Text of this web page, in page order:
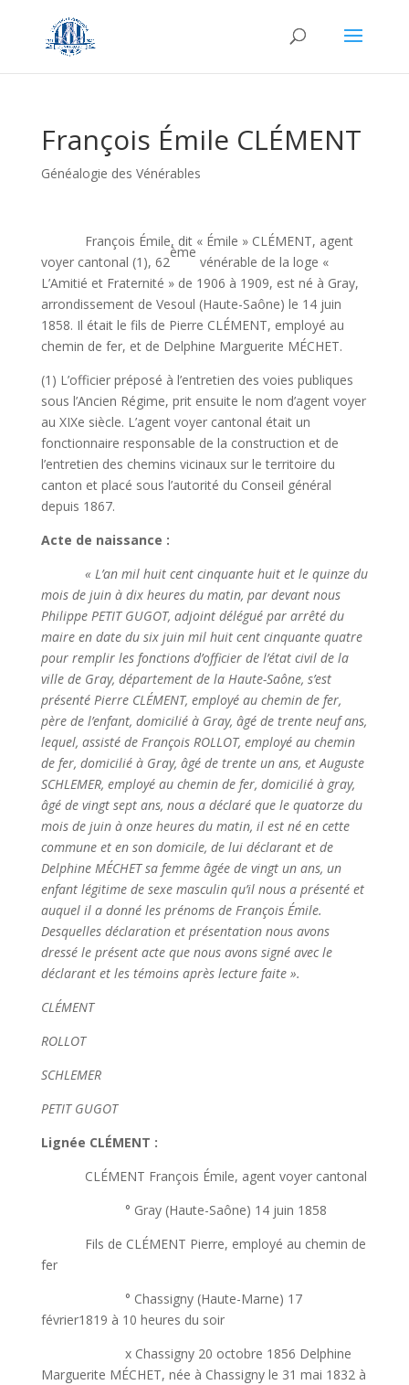
François Émile CLÉMENT
Généalogie des Vénérables
François Émile, dit « Émile » CLÉMENT, agent
voyer cantonal (1), 62
ème
vénérable de la loge «
L’Amitié et Fraternité » de 1906 à 1909, est né à Gray,
arrondissement de Vesoul (Haute-Saône) le 14 juin
1858. Il était le fils de Pierre CLÉMENT, employé au
chemin de fer, et de Delphine Marguerite MÉCHET.
(1) L’officier préposé à l’entretien des voies publiques
sous l’Ancien Régime, prit ensuite le nom d’agent voyer
au XIXe siècle. L’agent voyer cantonal était un
fonctionnaire responsable de la construction et de
l’entretien des chemins vicinaux sur le territoire du
canton et placé sous l’autorité du Conseil général
depuis 1867.
Acte de naissance :
« L’an mil huit cent cinquante huit et le quinze du
mois de juin à dix heures du matin, par devant nous
Philippe PETIT GUGOT, adjoint délégué par arrêté du
maire en date du six juin mil huit cent cinquante quatre
pour remplir les fonctions d’officier de l’état civil de la
ville de Gray, département de la Haute-Saône, s’est
présenté Pierre CLÉMENT, employé au chemin de fer,
père de l’enfant, domicilié à Gray, âgé de trente neuf ans,
lequel, assisté de François ROLLOT, employé au chemin
de fer, domicilié à Gray, âgé de trente un ans, et Auguste
SCHLEMER, employé au chemin de fer, domicilié à gray,
âgé de vingt sept ans, nous a déclaré que le quatorze du
mois de juin à onze heures du matin, il est né en cette
commune et en son domicile, de lui déclarant et de
Delphine MÉCHET sa femme âgée de vingt un ans, un
enfant légitime de sexe masculin qu’il nous a présenté et
auquel il a donné les prénoms de François Émile.
Desquelles déclaration et présentation nous avons
dressé le présent acte que nous avons signé avec le
déclarant et les témoins après lecture faite ».
CLÉMENT
ROLLOT
SCHLEMER
PETIT GUGOT
Lignée CLÉMENT :
CLÉMENT François Émile, agent voyer cantonal
° Gray (Haute-Saône) 14 juin 1858
Fils de CLÉMENT Pierre, employé au chemin de
fer
° Chassigny (Haute-Marne) 17
février1819 à 10 heures du soir
x Chassigny 20 octobre 1856 Delphine
Marguerite MÉCHET, née à Chassigny le 31 mai 1832 à